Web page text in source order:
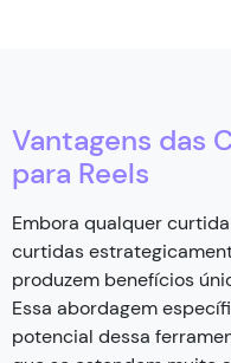
Vantagens das
para Reels
Embora qualquer
curtidas
produzem benefícios
Essa abordagem
potencial dessa